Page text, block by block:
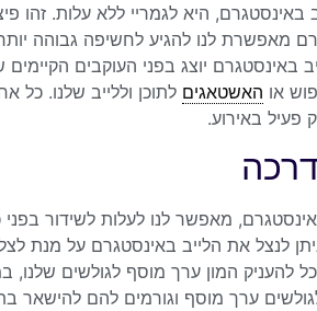
באינסטגרם, היא לגמריי ללא עלות.
מאפשרת לנו להגיע לחשיפה גבוהה
באינסטגרם יוצג בפני העוקבים
או האשטאגים לתוכן וללייב שלנו. כל
באירוע.
מאפשר לנו לעלות לשידור
לנצל את הלייב באינסטגרם על מנת
להעניק המון ערך מוסף לגולשים שלנו,
ערך מוסף וגורמים להם להישאר